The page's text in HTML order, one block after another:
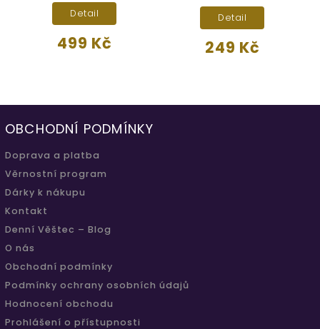
499 Kč
Detail
249 Kč
Detail
OBCHODNÍ PODMÍNKY
Doprava a platba
Věrnostní program
Dárky k nákupu
Kontakt
Denní Věštec – Blog
O nás
Obchodní podmínky
Podmínky ochrany osobních údajů
Hodnocení obchodu
Prohlášení o přístupnosti